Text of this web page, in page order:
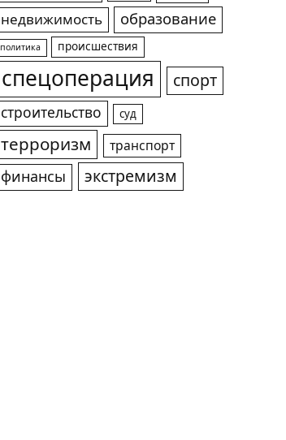
недвижимость
образование
политика происшествия
спецоперация спорт
строительство суд
терроризм транспорт
финансы экстремизм